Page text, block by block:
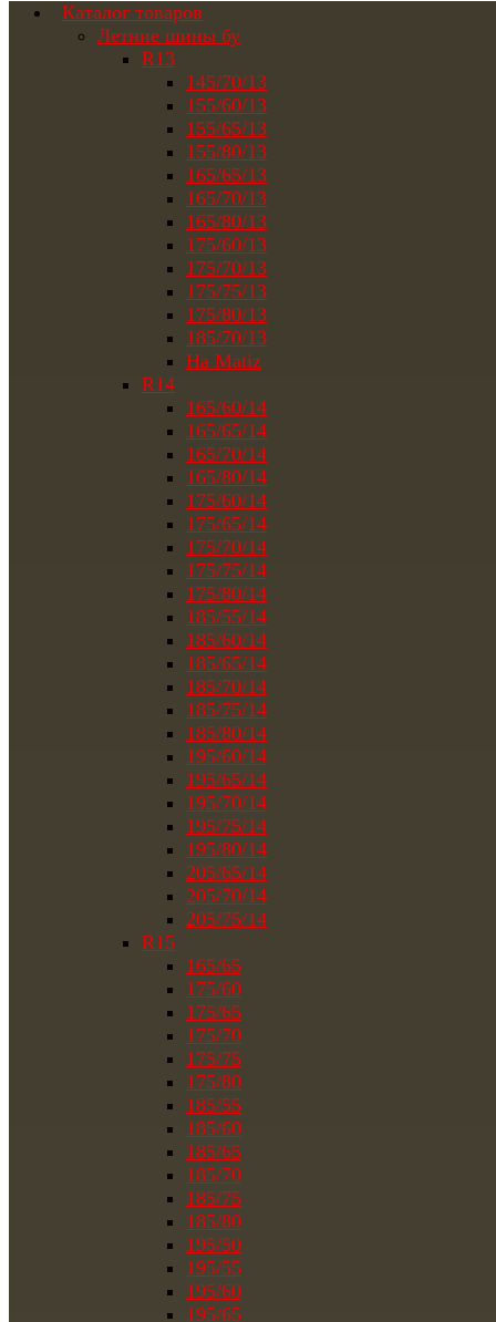
Каталог товаров
Летние шины бу
R13
145/70/13
155/60/13
155/65/13
155/80/13
165/65/13
165/70/13
165/80/13
175/60/13
175/70/13
175/75/13
175/80/13
185/70/13
На Matiz
R14
165/60/14
165/65/14
165/70/14
165/80/14
175/60/14
175/65/14
175/70/14
175/75/14
175/80/14
185/55/14
185/60/14
185/65/14
185/70/14
185/75/14
185/80/14
195/60/14
195/65/14
195/70/14
195/75/14
195/80/14
205/65/14
205/70/14
205/75/14
R15
165/65
175/60
175/65
175/70
175/75
175/80
185/55
185/60
185/65
185/70
185/75
185/80
195/50
195/55
195/60
195/65